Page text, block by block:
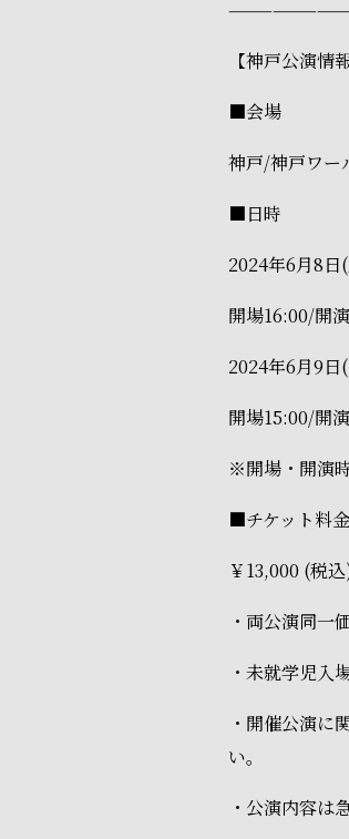
【神戸公演情報
■会場
神戸/神戸ワー
■日時
2024年6月8日
開場16:00/開
2024年6月9日
開場15:00/開
※開場・開演
■チケット料金
￥13,000 (税
・両公演同一
・未就学児入
・開催公演に
い。
・公演内容は